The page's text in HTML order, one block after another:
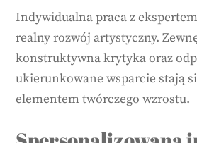
Indywidualna praca z
realny rozwój artystyczny.
konstruktywna krytyka oraz
ukierunkowane wsparcie stają
elementem twórczego wzrostu.